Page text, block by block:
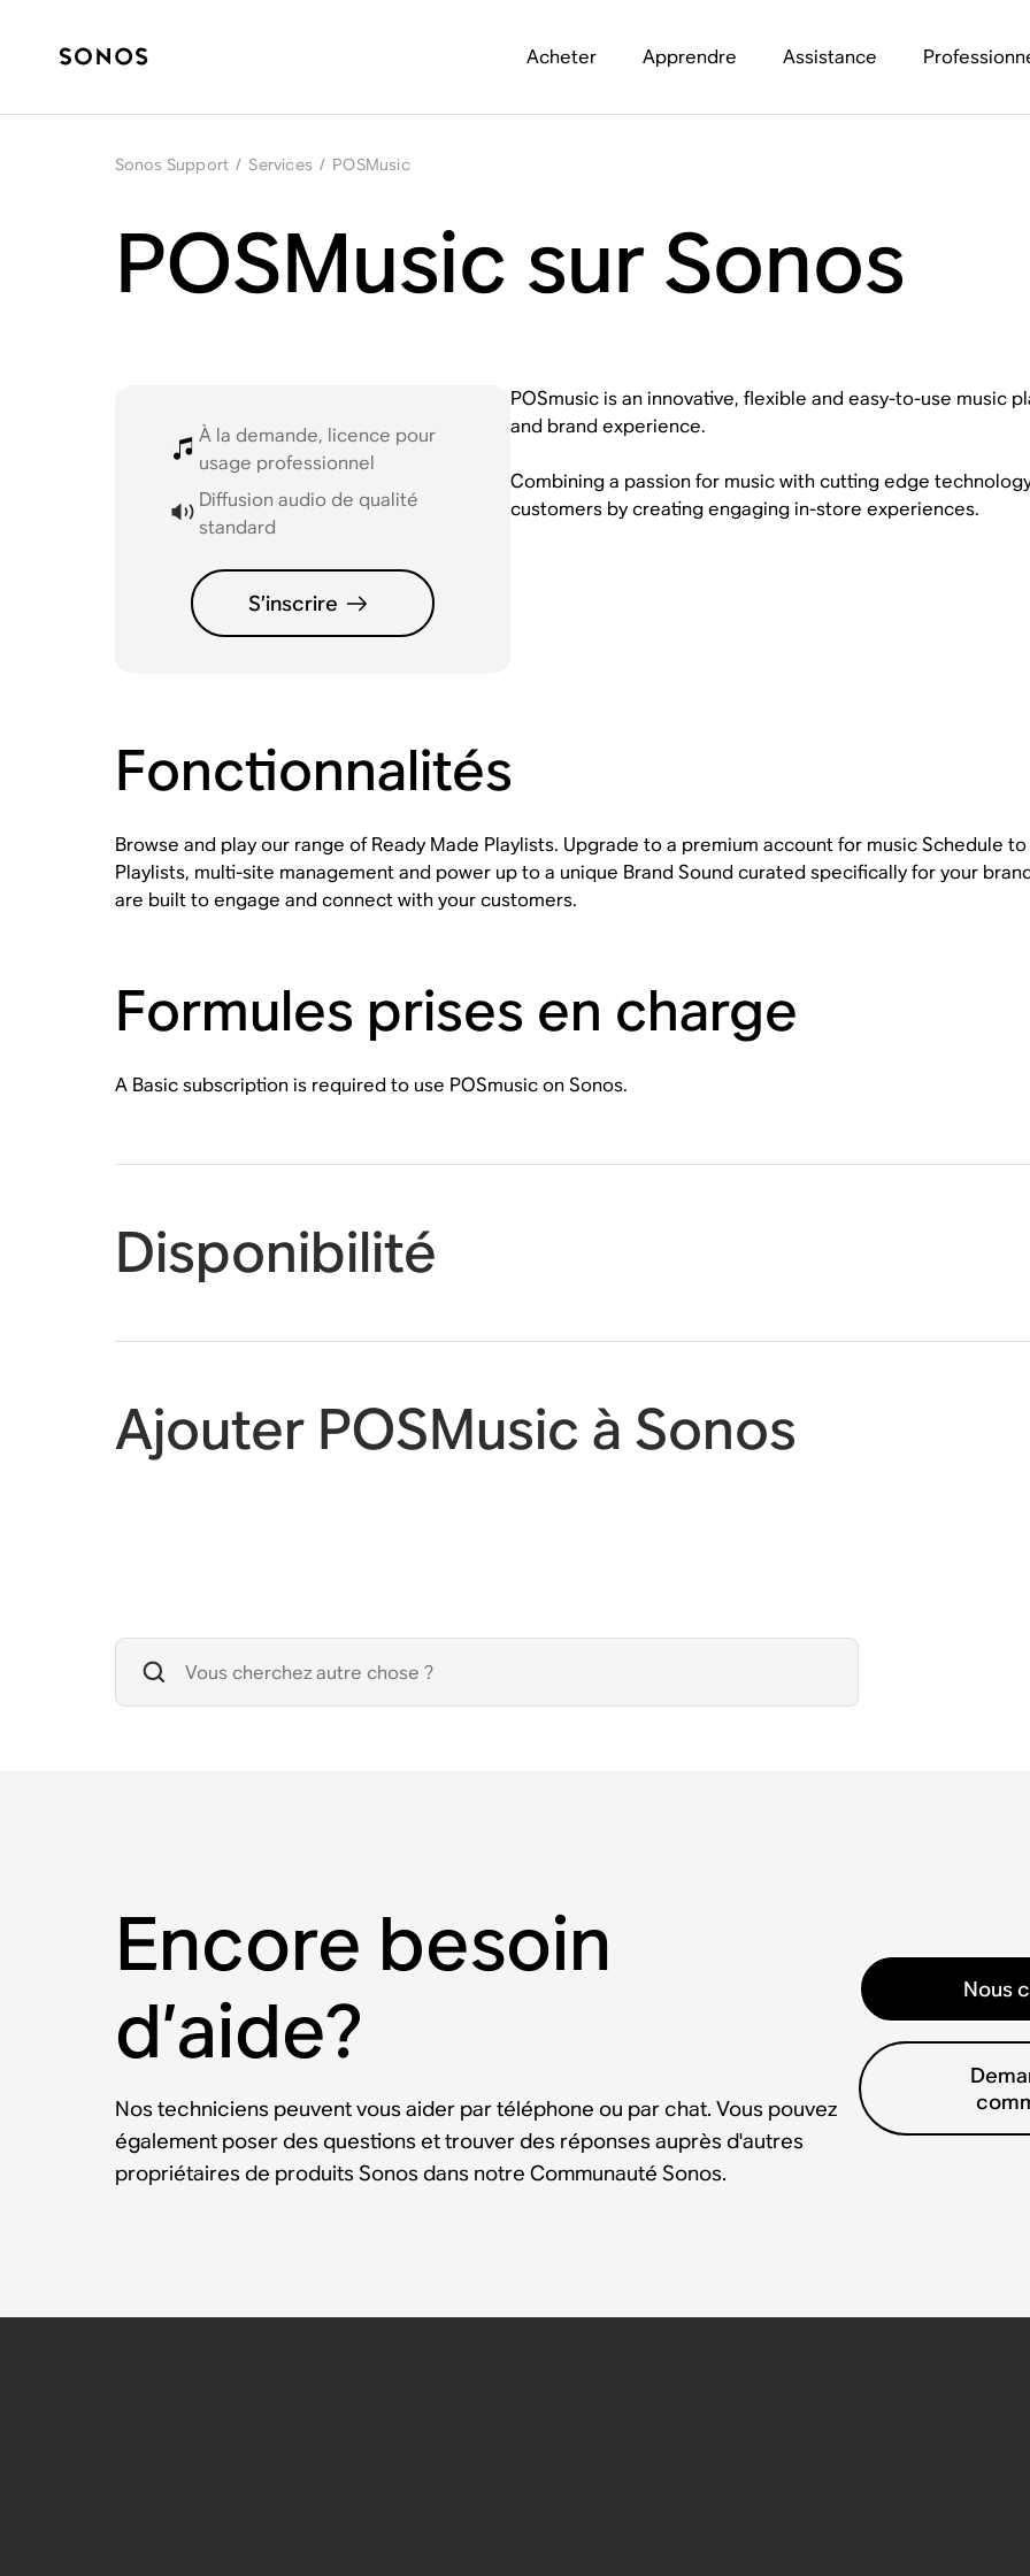
Acheter Apprendre Assistance
Sonos Support / Services / POSMusic
POSMusic sur Sonos
À la demande, licence pour
usage professionnel
Diffusion audio de qualité
standard
S’inscrire
POSmusic is an innovative, flexible and easy-to-use music
and brand experience.
Combining a passion for music with cutting edge
customers by creating engaging in-store experiences.
Fonctionnalités
Browse and play our range of Ready Made Playlists. Upgrade to a premium account for music Schedule
Playlists, multi-site management and power up to a unique Brand Sound curated specifically for your
are built to engage and connect with your customers.
Formules prises en charge
A Basic subscription is required to use POSmusic on Sonos.
Disponibilité
Ajouter POSMusic à Sonos
Encore besoin
d’aide?
Nos techniciens peuvent vous aider par téléphone ou par chat. Vous pouvez
également poser des questions et trouver des réponses auprès d'autres
propriétaires de produits Sonos dans notre Communauté Sonos.
Nous